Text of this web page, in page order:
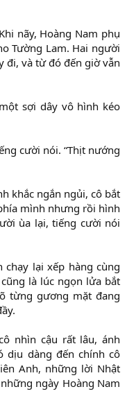
nãy, Hoàng Nam phụ
Tường Lam. Hai người
đi, và từ đó đến giờ vẫn
sợi dây vô hình kéo
cười nói. “Thịt nướng
khắc ngắn ngủi, cô bắt
mình nhưng rồi hình
ùa lại, tiếng cười nói
chạy lại xếp hàng cùng
là lúc ngọn lửa bắt
từng gương mặt đang
nhìn cậu rất lâu, ánh
dịu dàng đến chính cô
Anh, những lời Nhật
ngày Hoàng Nam